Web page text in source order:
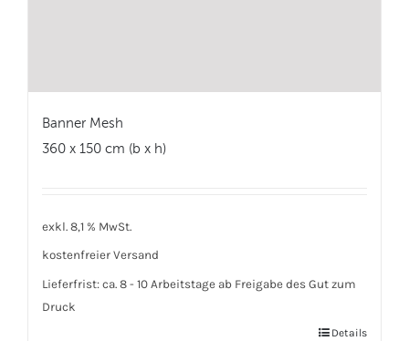
Banner Mesh
360 x 150 cm (b x h)
exkl. 8,1 % MwSt.
kostenfreier Versand
Lieferfrist: ca. 8 - 10 Arbeitstage ab Freigabe des Gut zum
Druck
Details